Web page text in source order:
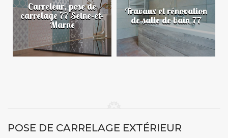
Carreleur, pose de
carrelage 77 Seine-et-
Marne
Travaux et rénovation
de salle de bain 77
POSE DE CARRELAGE EXTÉRIEUR